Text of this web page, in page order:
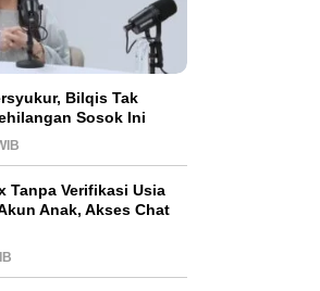
Bilqis Tak
Sosok Ini
Tanpa Verifikasi Usia
Anak, Akses Chat